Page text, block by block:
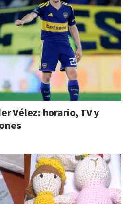
Vélez: horario, TV y